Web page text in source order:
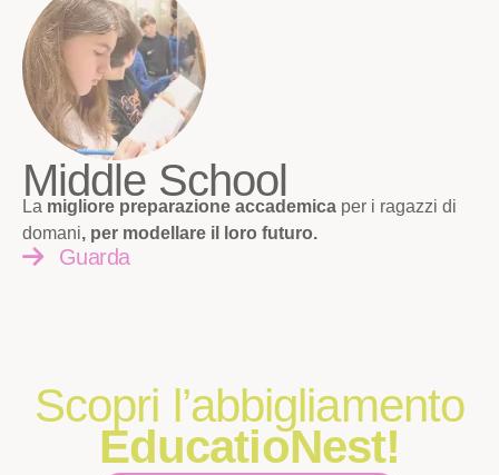
Middle School
La migliore preparazione accademica per i ragazzi di
domani, per modellare il loro futuro.
Guarda
Scopri l’abbigliamento
EducatioNest!